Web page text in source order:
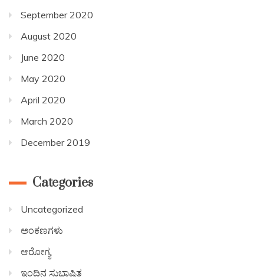
September 2020
August 2020
June 2020
May 2020
April 2020
March 2020
December 2019
Categories
Uncategorized
ಅಂಕಣಗಳು
ಆರೋಗ್ಯ
ಇಂದಿನ ಸುಭಾಷಿತ